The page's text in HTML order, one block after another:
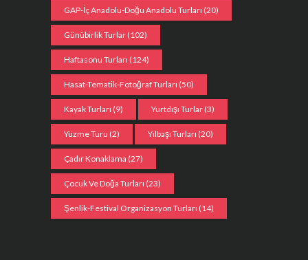
GAP-İç Anadolu-Doğu Anadolu Turları (20)
Günübirlik Turlar (102)
Haftasonu Turları (124)
Hasat-Tematik-Fotoğraf Turları (50)
Kayak Turları (9) Yurtdışı Turlar (3)
Yüzme Turu (2) Yılbaşı Turları (20)
Çadır Konaklama (27)
Çocuk Ve Doğa Turları (23)
Şenlik-Festival Organizasyon Turları (14)